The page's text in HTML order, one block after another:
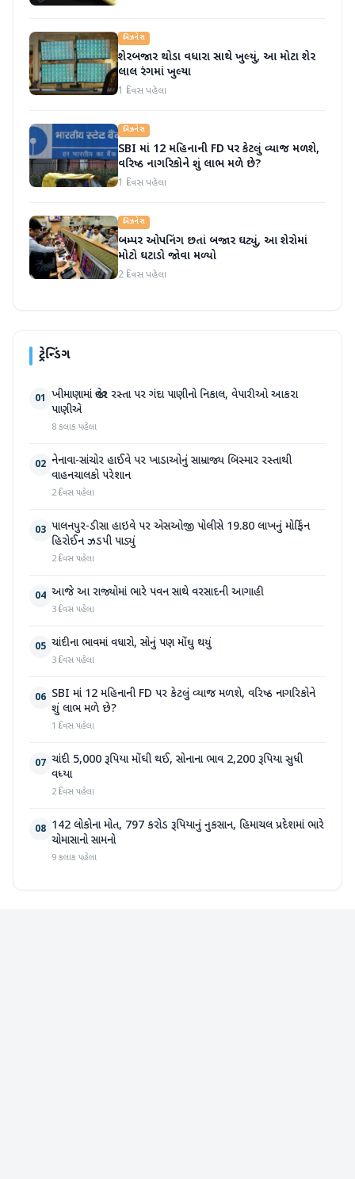
બિઝનેસ
શેરબજાર થોડા વધારા સાથે ખુલ્યું, આ મોટા શેર
લાલ રંગમાં ખુલ્યા
1 દિવસ પહેલા
બિઝનેસ
SBI માં 12 મહિનાની FD પર કેટલું વ્યાજ મળશે,
વરિષ્ઠ નાગરિકોને શું લાભ મળે છે?
1 દિવસ પહેલા
બિઝનેસ
બમ્પર ઓપનિંગ છતાં બજાર ઘટ્યું, આ શેરોમાં
મોટો ઘટાડો જોવા મળ્યો
2 દિવસ પહેલા
ટ્રેન્ડિંગ
01 ખીમાણામાં જાહેર રસ્તા પર ગંદા પાણીનો નિકાલ, વેપારીઓ આકરા
પાણીએ
8 કલાક પહેલા
02 નેનાવા-સાંચોર હાઈવે પર ખાડાઓનું સામ્રાજ્ય બિસ્માર રસ્તાથી
વાહનચાલકો પરેશાન
2 દિવસ પહેલા
03 પાલનપુર-ડીસા હાઇવે પર એસઓજી પોલીસે 19.80 લાખનું મોર્ફિન
હિરોઈન ઝડપી પાડ્યું
2 દિવસ પહેલા
04 આજે આ રાજ્યોમાં ભારે પવન સાથે વરસાદની આગાહી
3 દિવસ પહેલા
05 ચાંદીના ભાવમાં વધારો, સોનું પણ મોંઘુ થયું
3 દિવસ પહેલા
06 SBI માં 12 મહિનાની FD પર કેટલું વ્યાજ મળશે, વરિષ્ઠ નાગરિકોને
શું લાભ મળે છે?
1 દિવસ પહેલા
07 ચાંદી 5,000 રૂપિયા મોંઘી થઈ, સોનાના ભાવ 2,200 રૂપિયા સુધી
વધ્યા
2 દિવસ પહેલા
08 142 લોકોના મોત, 797 કરોડ રૂપિયાનું નુકસાન, હિમાચલ પ્રદેશમાં ભારે
ચોમાસાનો સામનો
9 કલાક પહેલા